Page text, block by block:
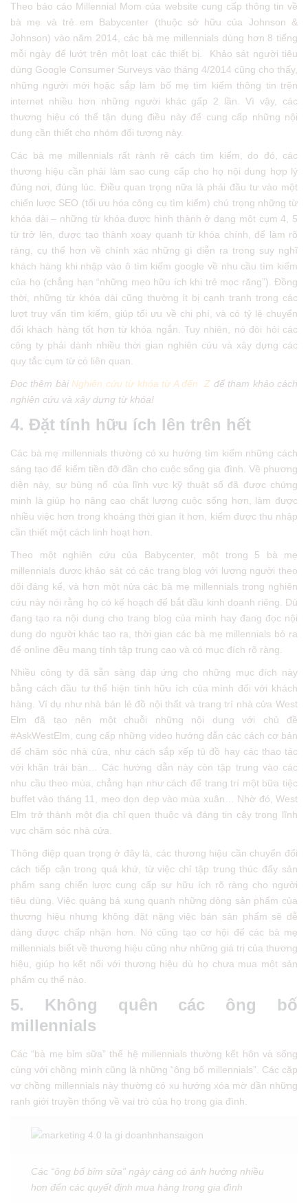
Theo báo cáo Millennial Mom của website cung cấp thông tin về
bà mẹ và trẻ em Babycenter (thuộc sở hữu của Johnson &
Johnson) vào năm 2014, các bà mẹ millennials dùng hơn 8 tiếng
mỗi ngày để lướt trên một loạt các thiết bị. Khảo sát người tiêu
dùng Google Consumer Surveys vào tháng 4/2014 cũng cho thấy,
những người mới hoặc sắp làm bố mẹ tìm kiếm thông tin trên
internet nhiều hơn những người khác gấp 2 lần. Vì vậy, các
thương hiệu có thể tận dụng điều này để cung cấp những nội
dung cần thiết cho nhóm đối tượng này.
Các bà mẹ millennials rất rành rẽ cách tìm kiếm, do đó, các
thương hiệu cần phải làm sao cung cấp cho họ nội dung hợp lý
đúng nơi, đúng lúc. Điều quan trọng nữa là phải đầu tư vào một
chiến lược SEO (tối ưu hóa công cụ tìm kiếm) chú trọng những từ
khóa dài – những từ khóa được hình thành ở dạng một cụm 4, 5
từ trở lên, được tạo thành xoay quanh từ khóa chính, để làm rõ
ràng, cụ thể hơn về chính xác những gì diễn ra trong suy nghĩ
khách hàng khi nhập vào ô tìm kiếm google về nhu cầu tìm kiếm
của họ (chẳng hạn “những mẹo hữu ích khi trẻ mọc răng”). Đồng
thời, những từ khóa dài cũng thường ít bị cạnh tranh trong các
lượt truy vấn tìm kiếm, giúp tối ưu về chi phí, và có tỷ lệ chuyển
đổi khách hàng tốt hơn từ khóa ngắn. Tuy nhiên, nó đòi hỏi các
công ty phải dành nhiều thời gian nghiên cứu và xây dựng các
quy tắc cụm từ có liên quan.
Đọc thêm bài Nghiên cứu từ khóa từ A đến Z để tham khảo cách
nghiên cứu và xây dựng từ khóa!
4. Đặt tính hữu ích lên trên hết
Các bà mẹ millennials thường có xu hướng tìm kiếm những cách
sáng tạo để kiếm tiền đỡ đần cho cuộc sống gia đình. Về phương
diện này, sự bùng nổ của lĩnh vực kỹ thuật số đã được chứng
minh là giúp họ nâng cao chất lượng cuộc sống hơn, làm được
nhiều việc hơn trong khoảng thời gian ít hơn, kiếm được thu nhập
cần thiết một cách linh hoạt hơn.
Theo một nghiên cứu của Babycenter, một trong 5 bà mẹ
millennials được khảo sát có các trang blog với lượng người theo
dõi đáng kể, và hơn một nửa các bà mẹ millennials trong nghiên
cứu này nói rằng họ có kế hoạch để bắt đầu kinh doanh riêng. Dù
đang tạo ra nội dung cho trang blog của mình hay đang đọc nội
dung do người khác tạo ra, thời gian các bà mẹ millennials bỏ ra
để online đều mang tính tập trung cao và có mục đích rõ ràng.
Nhiều công ty đã sẵn sàng đáp ứng cho những mục đích này
bằng cách đầu tư thể hiện tính hữu ích của mình đối với khách
hàng. Ví dụ như nhà bán lẻ đồ nội thất và trang trí nhà cửa West
Elm đã tạo nên một chuỗi những nội dung với chủ đề
#AskWestElm, cung cấp những video hướng dẫn các cách cơ bản
để chăm sóc nhà cửa, như cách sắp xếp tủ đồ hay các thao tác
với khăn trải bàn… Các hướng dẫn này còn tập trung vào các
nhu cầu theo mùa, chẳng hạn như cách để trang trí một bữa tiệc
buffet vào tháng 11, mẹo dọn dẹp vào mùa xuân… Nhờ đó, West
Elm trở thành một địa chỉ quen thuộc và đáng tin cậy trong lĩnh
vực chăm sóc nhà cửa.
Thông điệp quan trọng ở đây là, các thương hiệu cần chuyển đổi
cách tiếp cận trong quá khứ, từ việc chỉ tập trung thúc đẩy sản
phẩm sang chiến lược cung cấp sự hữu ích rõ ràng cho người
tiêu dùng. Việc quảng bá xung quanh những dòng sản phẩm của
thương hiệu nhưng không đặt nặng việc bán sản phẩm sẽ dễ
dàng được chấp nhận hơn. Nó cũng tạo cơ hội để các bà mẹ
millennials biết về thương hiệu cũng như những giá trị của thương
hiệu, giúp họ kết nối với thương hiệu dù họ chưa mua một sản
phẩm cụ thể nào.
5. Không quên các ông bố
millennials
Các “bà mẹ bỉm sữa” thế hệ millennials thường kết hôn và sống
cùng với chồng mình cũng là những “ông bố millennials”. Các cặp
vợ chồng millennials này thường có xu hướng xóa mờ dần những
ranh giới truyền thống về vai trò của họ trong gia đình.
Các “ông bố bỉm sữa” ngày càng có ảnh hưởng nhiều
hơn đến các quyết định mua hàng trong gia đình